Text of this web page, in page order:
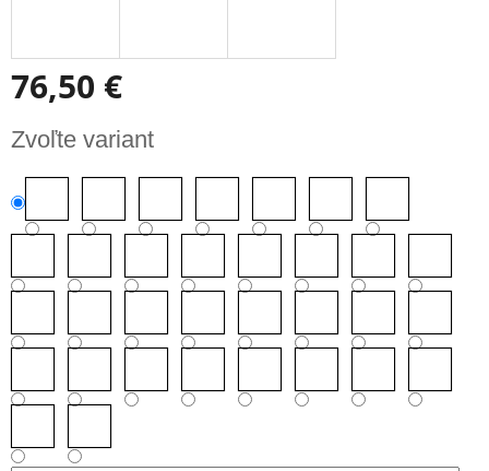
76,50 €
cena:
Zvoľte variant